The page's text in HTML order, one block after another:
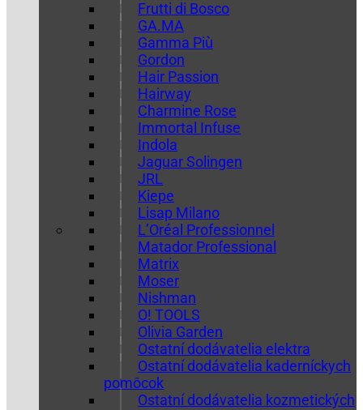
Frutti di Bosco
GA.MA
Gamma Più
Gordon
Hair Passion
Hairway
Charmine Rose
Immortal Infuse
Indola
Jaguar Solingen
JRL
Kiepe
Lisap Milano
L’Oréal Professionnel
Matador Professional
Matrix
Moser
Nishman
O! TOOLS
Olivia Garden
Ostatní dodávatelia elektra
Ostatní dodávatelia kaderníckych
pomôcok
Ostatní dodávatelia kozmetických